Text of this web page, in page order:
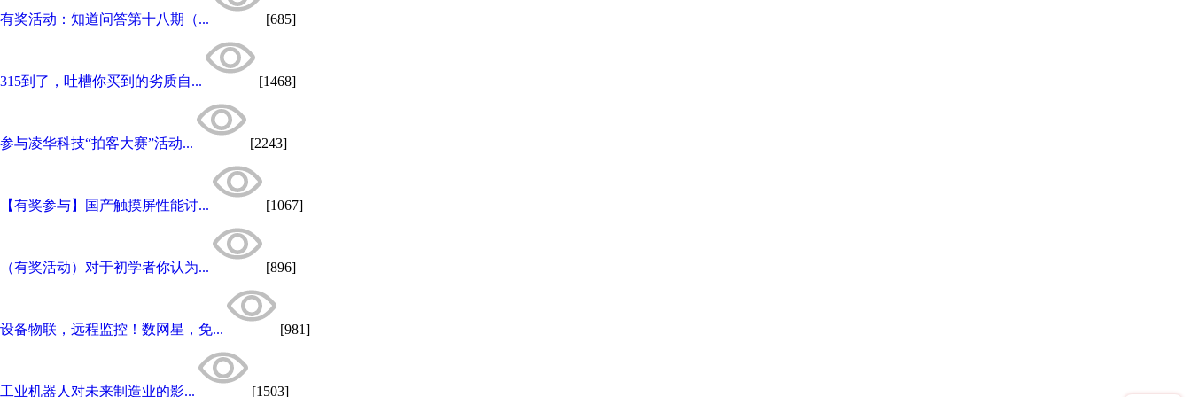
有奖活动：知道问答第十八期（... [685]
315到了，吐槽你买到的劣质自... [1468]
参与凌华科技“拍客大赛”活动... [2243]
【有奖参与】国产触摸屏性能讨... [1067]
（有奖活动）对于初学者你认为... [896]
设备物联，远程监控！数网星，免... [981]
工业机器人对未来制造业的影... [1503]